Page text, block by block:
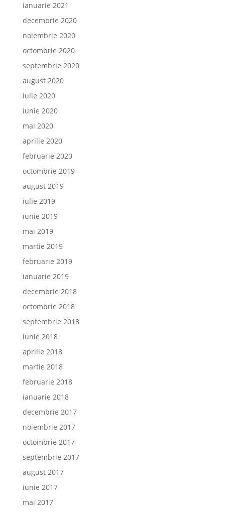
ianuarie 2021
decembrie 2020
noiembrie 2020
octombrie 2020
septembrie 2020
august 2020
iulie 2020
iunie 2020
mai 2020
aprilie 2020
februarie 2020
octombrie 2019
august 2019
iulie 2019
iunie 2019
mai 2019
martie 2019
februarie 2019
ianuarie 2019
decembrie 2018
octombrie 2018
septembrie 2018
iunie 2018
aprilie 2018
martie 2018
februarie 2018
ianuarie 2018
decembrie 2017
noiembrie 2017
octombrie 2017
septembrie 2017
august 2017
iunie 2017
mai 2017